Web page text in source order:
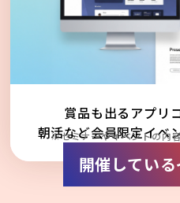
賞品も出るアプリ
朝活など会員限定イベ
※セミナーやイベントの内
開催してい